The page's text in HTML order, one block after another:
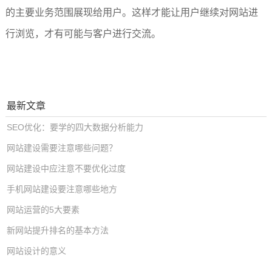
的主要业务范围展现给用户。这样才能让用户继续对网站进
行浏览，才有可能与客户进行交流。
最新文章
SEO优化：要学的四大数据分析能力
网站建设需要注意哪些问题？
网站建设中应注意不要优化过度
手机网站建设要注意哪些地方
网站运营的5大要素
新网站提升排名的基本方法
网站设计的意义